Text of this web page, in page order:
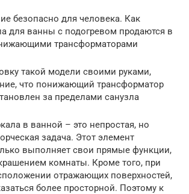
безопасно для человека. Как
для ванны с подогревом продаются в
трансформаторами
такой модели своими руками,
что понижающий трансформатор
за пределами санузла
в ванной – это непростая, но
задача. Этот элемент
выполняет свои прямые функции,
комнаты. Кроме того, при
отражающих поверхностей,
более просторной. Поэтому к